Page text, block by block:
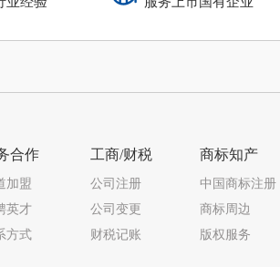
合作
加盟
英才
方式
工商/财税
公司注册
公司变更
财税记账
商标知产
中国商标注册
商标周边
版权服务